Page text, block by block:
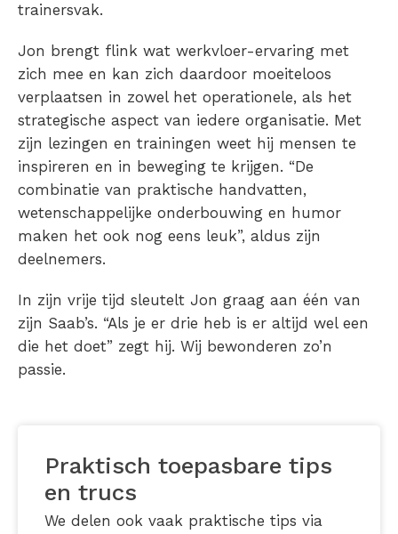
trainersvak.
Jon brengt flink wat werkvloer-ervaring met
zich mee en kan zich daardoor moeiteloos
verplaatsen in zowel het operationele, als het
strategische aspect van iedere organisatie. Met
zijn lezingen en trainingen weet hij mensen te
inspireren en in beweging te krijgen. “De
combinatie van praktische handvatten,
wetenschappelijke onderbouwing en humor
maken het ook nog eens leuk”, aldus zijn
deelnemers.
In zijn vrije tijd sleutelt Jon graag aan één van
zijn Saab’s. “Als je er drie heb is er altijd wel een
die het doet” zegt hij. Wij bewonderen zo’n
passie.
Praktisch toepasbare tips
en trucs
We delen ook vaak praktische tips via